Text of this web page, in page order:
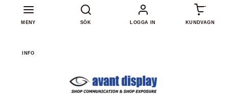
MENY
INFO
SÖK LOGGA IN KUNDVAGN